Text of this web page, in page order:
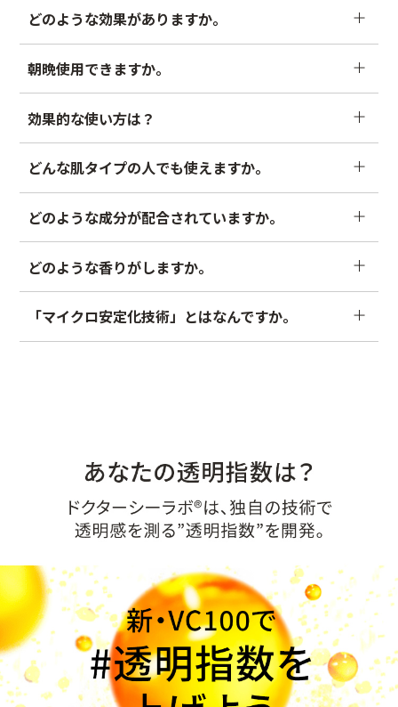
どのような効果がありますか。
「VC100エッセンスローションEX」は、肌を整えて、光を放
つような透明感のあるお肌に導きます。乾燥、肌のなめらか
さ、肌の柔らかさ、毛穴の目立ち 、くすみ 、キメ、つや
などでお悩みの方や、特に悩みはなくても透明感のある肌を
＊1 乾燥による毛穴の目立ち ＊2 乾燥によりくすんでみえること
朝晩使用できますか。
はい。朝晩ご使用いただけます。
効果的な使い方は？
洗顔後、手のひらに適量（500円硬貨大）を取り、お顔全体
にやさしくなじませます。その後、「VC100エマルジョン
EX」で保湿していただくことをおすすめしております。
どんな肌タイプの人でも使えますか。
年齢や性別にかかわらず、どのような肌タイプの方にもご使
用いただけます。
どのような成分が配合されていますか。
全成分はこちら。 無香料／無着色／無鉱物油／パラベンフリ
ー／アルコール無添加（植物由来の精油を使用しています）
アレルギーテスト済表示。
＊全ての方にアレルギーが起こらないということではありません
どのような香りがしますか。
さわやかな柑橘系の香りです。
「マイクロ安定化技術」とはなんですか。
高浸透ビタミンC、ビタミンC：パルミチン酸アスコルビルリン酸3Na (整肌成分)